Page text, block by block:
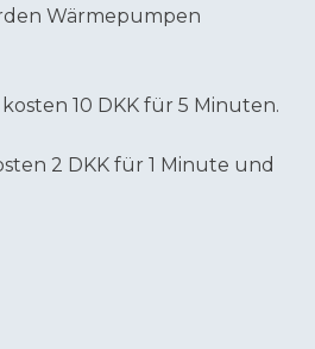
Wärmepumpen
10 DKK für 5 Minuten.
2 DKK für 1 Minute und